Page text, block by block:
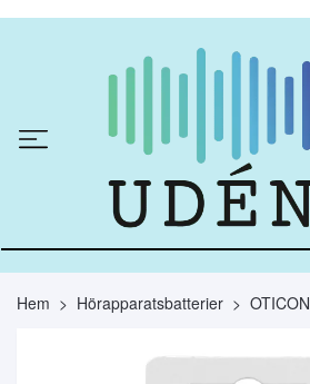
Hem Hörapparatsbatterier OTICON